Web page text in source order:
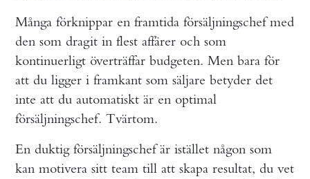
Många förknippar en framtida försäljningschef med
den som dragit in flest affärer och som
kontinuerligt överträffar budgeten. Men bara för
att du ligger i framkant som säljare betyder det
inte att du automatiskt är en optimal
försäljningschef. Tvärtom.
En duktig försäljningschef är istället någon som
kan motivera sitt team till att skapa resultat, du vet